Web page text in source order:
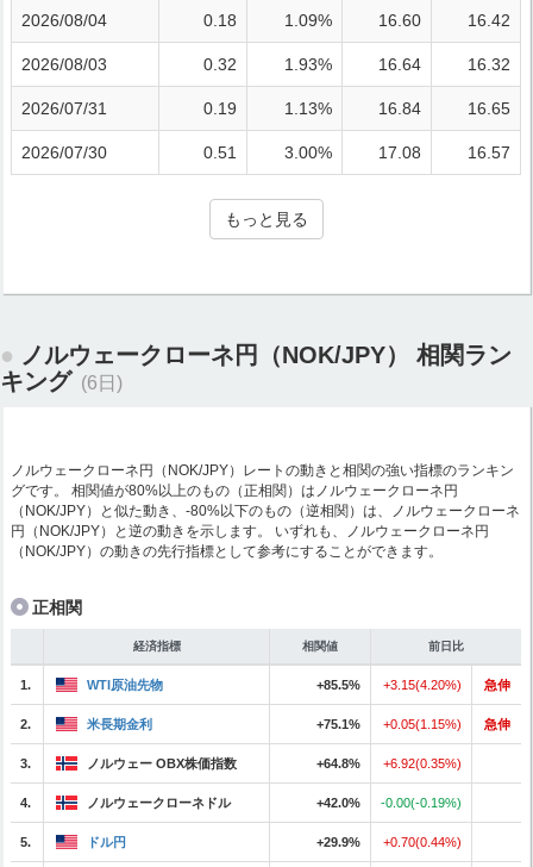
2026/08/04 0.18 1.09% 16.60 16.42
2026/08/03 0.32 1.93% 16.64 16.32
2026/07/31 0.19 1.13% 16.84 16.65
2026/07/30 0.51 3.00% 17.08 16.57
もっと見る
ノルウェークローネ円（NOK/JPY） 相関ラン
キング (6日)
ノルウェークローネ円（NOK/JPY）レートの動きと相関の強い指標のランキン
グです。 相関値が80%以上のもの（正相関）はノルウェークローネ円
（NOK/JPY）と似た動き、-80%以下のもの（逆相関）は、ノルウェークローネ
円（NOK/JPY）と逆の動きを示します。 いずれも、ノルウェークローネ円
（NOK/JPY）の動きの先行指標として参考にすることができます。
正相関
経済指標 相関値 前日比
1. WTI原油先物 +85.5% +3.15(4.20%) 急伸
2. 米長期金利 +75.1% +0.05(1.15%) 急伸
3. ノルウェー OBX株価指数 +64.8% +6.92(0.35%)
4. ノルウェークローネドル +42.0% -0.00(-0.19%)
5. ドル円 +29.9% +0.70(0.44%)